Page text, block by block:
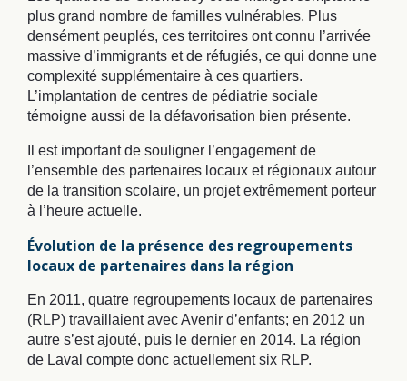
plus grand nombre de familles vulnérables. Plus
densément peuplés, ces territoires ont connu l’arrivée
massive d’immigrants et de réfugiés, ce qui donne une
complexité supplémentaire à ces quartiers.
L’implantation de centres de pédiatrie sociale
témoigne aussi de la défavorisation bien présente.
Il est important de souligner l’engagement de
l’ensemble des partenaires locaux et régionaux autour
de la transition scolaire, un projet extrêmement porteur
à l’heure actuelle.
Évolution de la présence des regroupements
locaux de partenaires dans la région
En 2011, quatre regroupements locaux de partenaires
(RLP) travaillaient avec Avenir d’enfants; en 2012 un
autre s’est ajouté, puis le dernier en 2014. La région
de Laval compte donc actuellement six RLP.